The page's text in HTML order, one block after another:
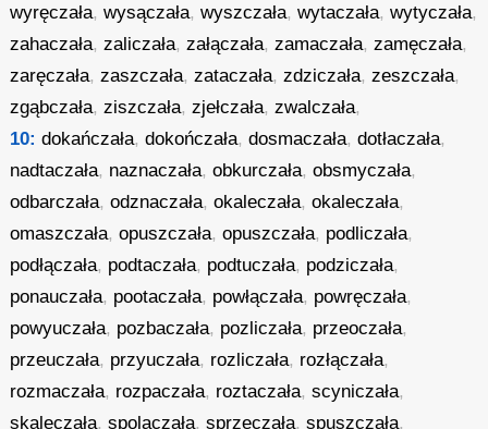
wyręczała,wysączała,wyszczała,wytaczała,wytyczała,
zahaczała,zaliczała,załączała,zamaczała,zamęczała,
zaręczała,zaszczała,zataczała,zdziczała,zeszczała,
zgąbczała,ziszczała,zjełczała,zwalczała,
10: dokańczała,dokończała,dosmaczała,dotłaczała,
nadtaczała, naznaczała,obkurczała,obsmyczała,
odbarczała,odznaczała,okaleczała,okaleczała,
omaszczała,opuszczała,opuszczała, podliczała,
podłączała, podtaczała, podtuczała, podziczała,
ponauczała, pootaczała, powłączała, powręczała,
powyuczała, pozbaczała, pozliczała, przeoczała,
przeuczała, przyuczała, rozliczała, rozłączała,
rozmaczała, rozpaczała, roztaczała,scyniczała,
skaleczała,spolaczała,sprzeczała,spuszczała,